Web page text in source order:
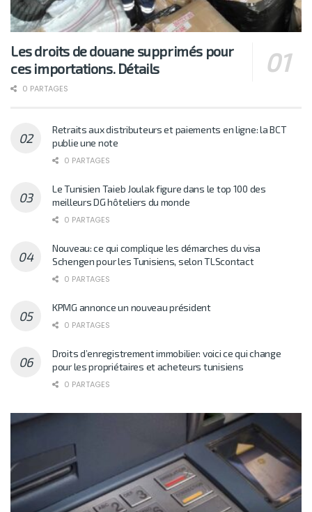
Les droits de douane supprimés pour
ces importations. Détails
0 PARTAGES
Retraits aux distributeurs et paiements en ligne: la BCT
publie une note
0 PARTAGES
Le Tunisien Taieb Joulak figure dans le top 100 des
meilleurs DG hôteliers du monde
0 PARTAGES
Nouveau: ce qui complique les démarches du visa
Schengen pour les Tunisiens, selon TLScontact
0 PARTAGES
KPMG annonce un nouveau président
0 PARTAGES
Droits d’enregistrement immobilier: voici ce qui change
pour les propriétaires et acheteurs tunisiens
0 PARTAGES